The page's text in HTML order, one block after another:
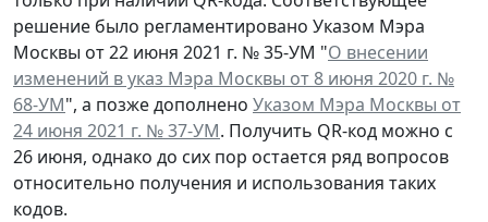
решение было регламентировано Указом Мэра
Москвы от 22 июня 2021 г. № 35-УМ "О внесении
изменений в указ Мэра Москвы от 8 июня 2020 г. №
68-УМ", а позже дополнено Указом Мэра Москвы от
24 июня 2021 г. № 37-УМ. Получить QR-код можно с
26 июня, однако до сих пор остается ряд вопросов
относительно получения и использования таких
кодов.